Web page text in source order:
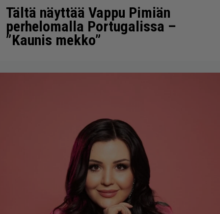
Tältä näyttää Vappu Pimiän
perhelomalla Portugalissa –
”Kaunis mekko”